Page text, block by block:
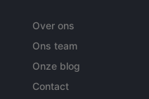
Over ons
Ons team
Onze blog
Contact